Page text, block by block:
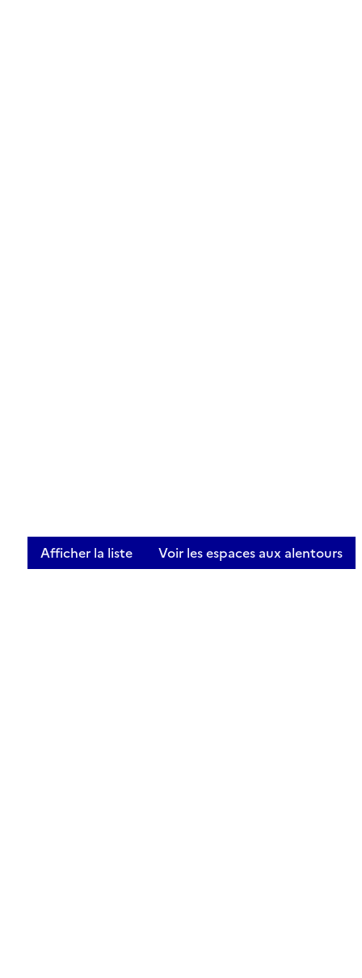
Afficher la liste Voir les espaces aux alentours